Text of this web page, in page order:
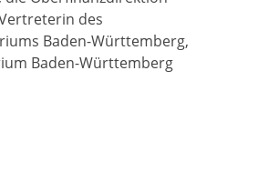
des
Baden-Württemberg,
Baden-Württemberg